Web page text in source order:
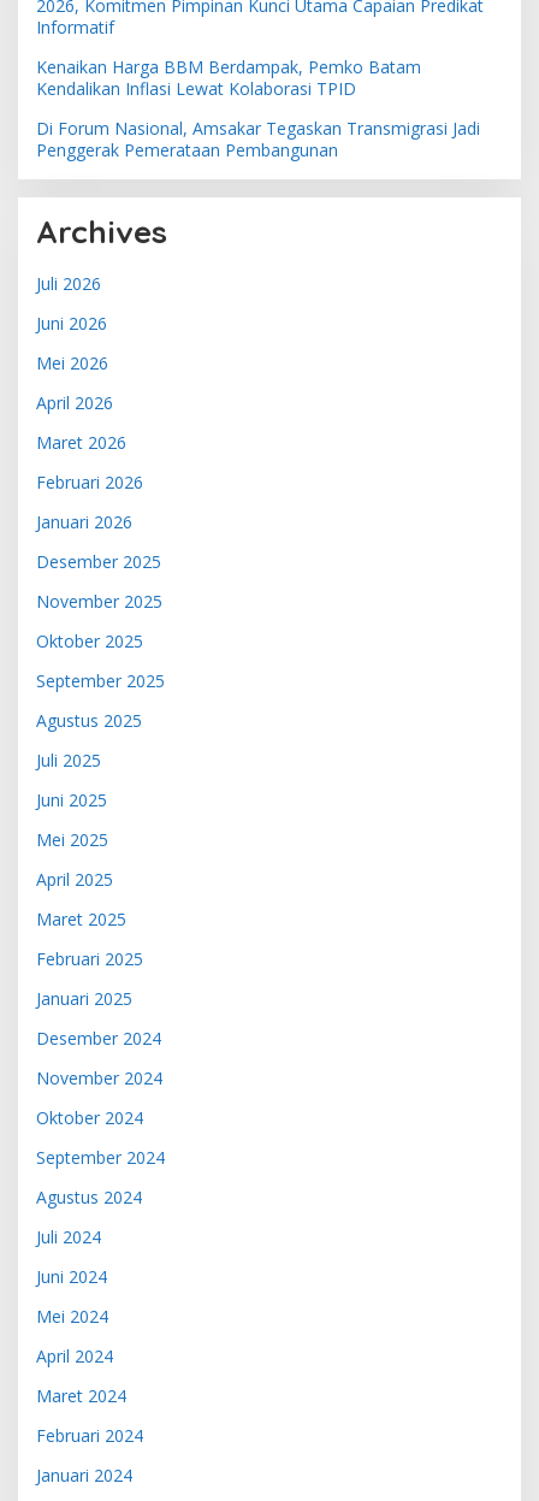
2026, Komitmen Pimpinan Kunci Utama Capaian Predikat
Informatif
Kenaikan Harga BBM Berdampak, Pemko Batam
Kendalikan Inflasi Lewat Kolaborasi TPID
Di Forum Nasional, Amsakar Tegaskan Transmigrasi Jadi
Penggerak Pemerataan Pembangunan
Archives
Juli 2026
Juni 2026
Mei 2026
April 2026
Maret 2026
Februari 2026
Januari 2026
Desember 2025
November 2025
Oktober 2025
September 2025
Agustus 2025
Juli 2025
Juni 2025
Mei 2025
April 2025
Maret 2025
Februari 2025
Januari 2025
Desember 2024
November 2024
Oktober 2024
September 2024
Agustus 2024
Juli 2024
Juni 2024
Mei 2024
April 2024
Maret 2024
Februari 2024
Januari 2024